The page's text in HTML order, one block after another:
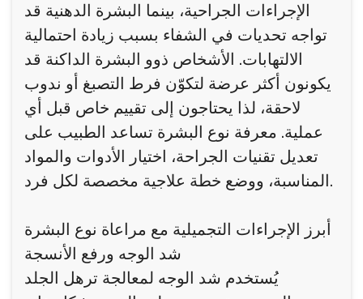
الإجراءات الجراحية، بينما البشرة الدهنية قد
تواجه تحديات في الشفاء بسبب زيادة احتمالية
الالتهابات. الأشخاص ذوو البشرة الداكنة قد
يكونون أكثر عرضة لتكوّن فرط التصبغ أو ندوب
لاحقة، لذا يحتاجون إلى تقييم خاص قبل أي
عملية. معرفة نوع البشرة تساعد الطبيب على
تعديل تقنيات الجراحة، اختيار الأدوات والمواد
المناسبة، ووضع خطة علاجية مخصصة لكل فرد.
أبرز الإجراءات التجميلية مع مراعاة نوع البشرة
شد الوجه ورفع الأنسجة
يُستخدم شد الوجه لمعالجة ترهل الجلد